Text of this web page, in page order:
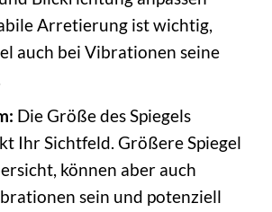
Arretierung ist wichtig,
auch bei Vibrationen seine
Die Größe des Spiegels
Ihr Sichtfeld. Größere Spiegel
können aber auch
sein und potenziell